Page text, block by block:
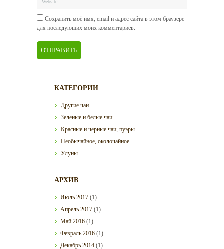
Сохранить моё имя, email и адрес сайта в этом браузере
для последующих моих комментариев.
КАТЕГОРИИ
Другие чаи
Зеленые и белые чаи
Красные и черные чаи, пуэры
Необычайное, околочайное
Улуны
АРХИВ
Июль2017 (1)
Апрель2017 (1)
Май2016 (1)
Февраль2016 (1)
Декабрь2014 (1)